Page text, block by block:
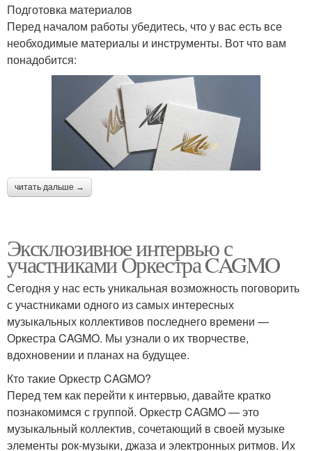
Подготовка материалов
Перед началом работы убедитесь, что у вас есть все
необходимые материалы и инструменты. Вот что вам
понадобится:
читать дальше →
Эксклюзивное интервью с
участниками Оркестра CAGMO
Сегодня у нас есть уникальная возможность поговорить
с участниками одного из самых интересных
музыкальных коллективов последнего времени —
Оркестра CAGMO. Мы узнали о их творчестве,
вдохновении и планах на будущее.
Кто такие Оркестр CAGMO?
Перед тем как перейти к интервью, давайте кратко
познакомимся с группой. Оркестр CAGMO — это
музыкальный коллектив, сочетающий в своей музыке
элементы рок-музыки, джаза и электронных ритмов. Их